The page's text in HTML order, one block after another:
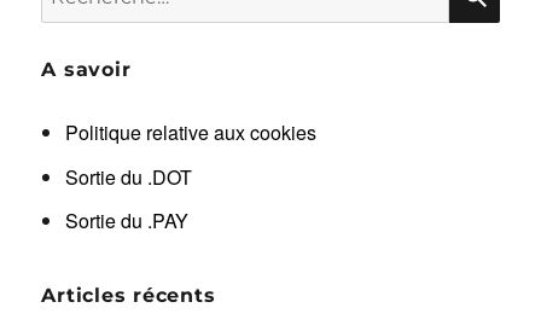
pour :
A savoir
Politique relative aux cookies
Sortie du .DOT
Sortie du .PAY
Articles récents